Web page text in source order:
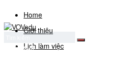
Home
Giới thiệu
Lịch làm việc
No Result